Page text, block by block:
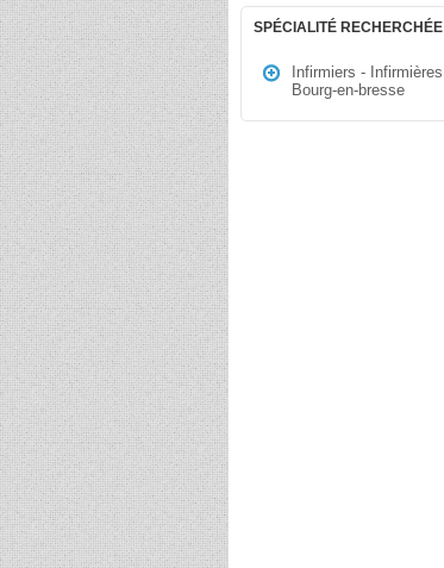
SPÉCIALITÉ RECHERCHÉE
Infirmiers - Infirmières
Bourg-en-bresse